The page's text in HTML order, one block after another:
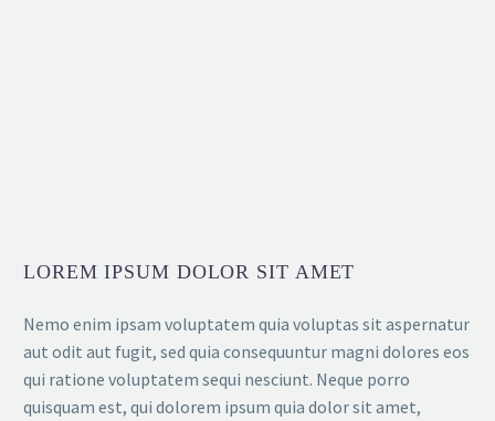
LOREM IPSUM DOLOR SIT AMET
Nemo enim ipsam voluptatem quia voluptas sit aspernatur
aut odit aut fugit, sed quia consequuntur magni dolores eos
qui ratione voluptatem sequi nesciunt. Neque porro
quisquam est, qui dolorem ipsum quia dolor sit amet,